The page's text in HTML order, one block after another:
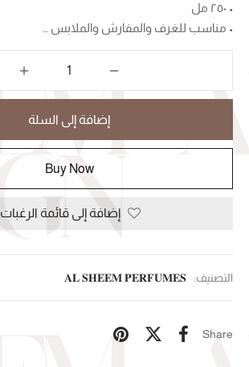
• ٢٥٠ مل
• مناسب للغرف والمفارش والملابس …
إضافة إلى السلة
Buy Now
إضافة إلى قائمة الرغبات
التصنيف: 𝐀𝐋 𝐒𝐇𝐄𝐄𝐌 𝐏𝐄𝐑𝐅𝐔𝐌𝐄𝐒
Share